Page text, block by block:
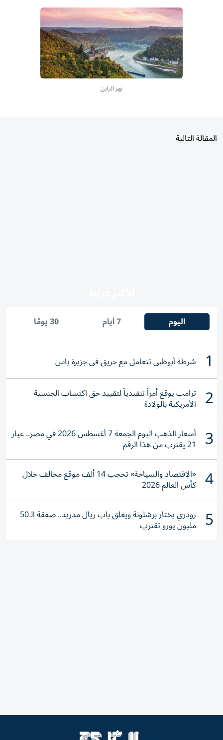
نهر الراين
المقالة التالية
اليوم 7 أيام 30 يومًا
1 شرطة أبوظبي تتعامل مع حريق في جزيرة ياس
2 ترامب يوقع أمراً تنفيذياً لتقييد حق اكتساب الجنسية
الأمريكية بالولادة
3 أسعار الذهب اليوم الجمعة 7 أغسطس 2026 في مصر.. عيار
21 يقترب من هذا الرقم
4 «الاقتصاد والسياحة» تحجب 14 ألف موقع مخالف خلال
كأس العالم 2026
5 رودري يختار برشلونة ويغلق باب ريال مدريد.. صفقة الـ50
مليون يورو تقترب